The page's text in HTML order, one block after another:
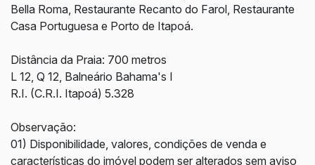
Bella Roma, Restaurante Recanto do Farol, Restaurante
Casa Portuguesa e Porto de Itapoá.
Distância da Praia: 700 metros
L 12, Q 12, Balneário Bahama's I
R.I. (C.R.I. Itapoá) 5.328
Observação:
01) Disponibilidade, valores, condições de venda e
características do imóvel podem ser alterados sem aviso